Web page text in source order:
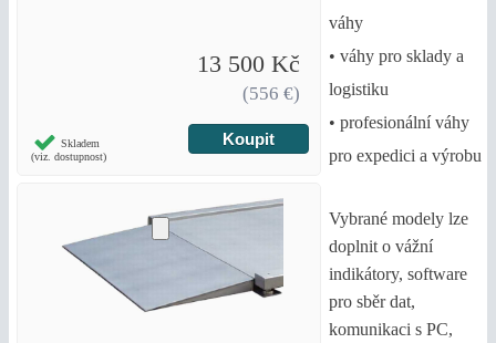
13 500 Kč
(556 €)
Skladem
(viz. dostupnost)
váhy
• váhy pro sklady a
logistiku
• profesionální váhy
pro expedici a výrobu
Vybrané modely lze
doplnit o vážní
indikátory, software
pro sběr dat,
komunikaci s PC,